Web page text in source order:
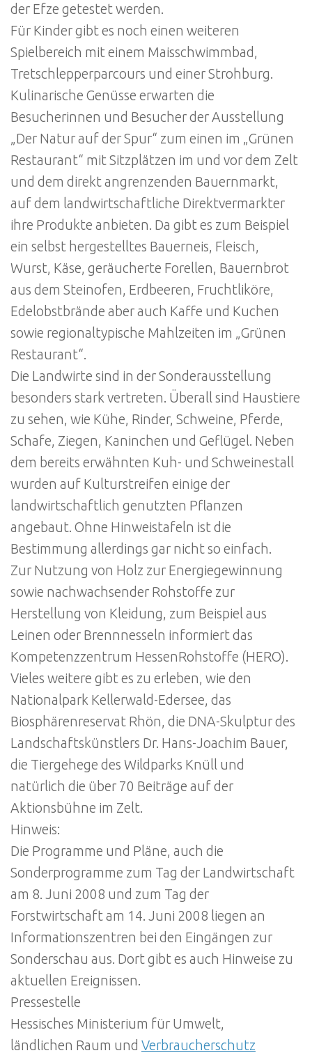
der Efze getestet werden.
Für Kinder gibt es noch einen weiteren
Spielbereich mit einem Maisschwimmbad,
Tretschlepperparcours und einer Strohburg.
Kulinarische Genüsse erwarten die
Besucherinnen und Besucher der Ausstellung
„Der Natur auf der Spur“ zum einen im „Grünen
Restaurant“ mit Sitzplätzen im und vor dem Zelt
und dem direkt angrenzenden Bauernmarkt,
auf dem landwirtschaftliche Direktvermarkter
ihre Produkte anbieten. Da gibt es zum Beispiel
ein selbst hergestelltes Bauerneis, Fleisch,
Wurst, Käse, geräucherte Forellen, Bauernbrot
aus dem Steinofen, Erdbeeren, Fruchtliköre,
Edelobstbrände aber auch Kaffe und Kuchen
sowie regionaltypische Mahlzeiten im „Grünen
Restaurant“.
Die Landwirte sind in der Sonderausstellung
besonders stark vertreten. Überall sind Haustiere
zu sehen, wie Kühe, Rinder, Schweine, Pferde,
Schafe, Ziegen, Kaninchen und Geflügel. Neben
dem bereits erwähnten Kuh- und Schweinestall
wurden auf Kulturstreifen einige der
landwirtschaftlich genutzten Pflanzen
angebaut. Ohne Hinweistafeln ist die
Bestimmung allerdings gar nicht so einfach.
Zur Nutzung von Holz zur Energiegewinnung
sowie nachwachsender Rohstoffe zur
Herstellung von Kleidung, zum Beispiel aus
Leinen oder Brennnesseln informiert das
Kompetenzzentrum HessenRohstoffe (HERO).
Vieles weitere gibt es zu erleben, wie den
Nationalpark Kellerwald-Edersee, das
Biosphärenreservat Rhön, die DNA-Skulptur des
Landschaftskünstlers Dr. Hans-Joachim Bauer,
die Tiergehege des Wildparks Knüll und
natürlich die über 70 Beiträge auf der
Aktionsbühne im Zelt.
Hinweis:
Die Programme und Pläne, auch die
Sonderprogramme zum Tag der Landwirtschaft
am 8. Juni 2008 und zum Tag der
Forstwirtschaft am 14. Juni 2008 liegen an
Informationszentren bei den Eingängen zur
Sonderschau aus. Dort gibt es auch Hinweise zu
aktuellen Ereignissen.
Pressestelle
Hessisches Ministerium für Umwelt,
ländlichen Raum und Verbraucherschutz